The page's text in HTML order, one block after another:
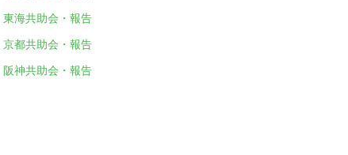
東海共助会・報告
京都共助会・報告
阪神共助会・報告